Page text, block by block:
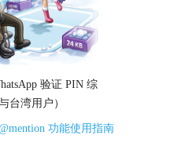
验证 PIN 综
台湾用户）
功能使用指南